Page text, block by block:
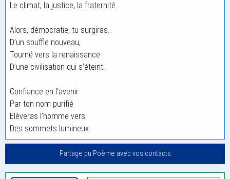
Le climat, la justice, la fraternité.
Alors, démocratie, tu surgiras…
D’un souffle nouveau,
Tourné vers la renaissance
D’une civilisation qui s’éteint.
Confiance en l’avenir
Par ton nom purifié
Elèveras l’homme vers
Des sommets lumineux.
Partage du Poème avec vos contacts